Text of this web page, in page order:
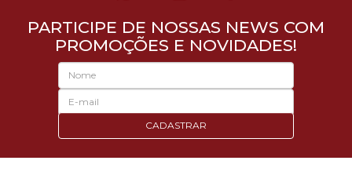
PARTICIPE DE NOSSAS NEWS COM
PROMOÇÕES E NOVIDADES!
CADASTRAR